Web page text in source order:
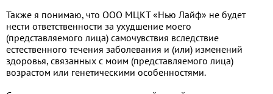
Также я понимаю, что ООО МЦКТ «Нью Лайф» не будет
нести ответственности за ухудшение моего
(представляемого лица) самочувствия вследствие
естественного течения заболевания и (или) изменений
здоровья, связанных с моим (представляемого лица)
возрастом или генетическими особенностями.